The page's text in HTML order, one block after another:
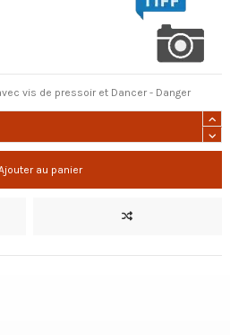
vis de pressoir et Dancer - Danger
au panier